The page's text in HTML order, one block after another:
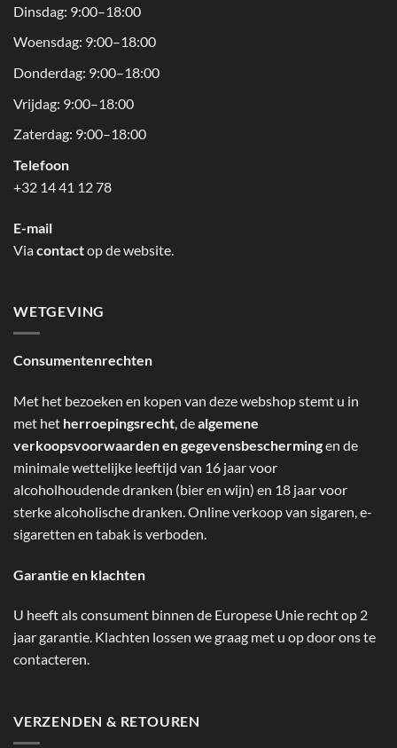
Dinsdag: 9:00–18:00
Woensdag: 9:00–18:00
Donderdag: 9:00–18:00
Vrijdag: 9:00–18:00
Zaterdag: 9:00–18:00
Telefoon
+32 14 41 12 78
E-mail
Viacontactop de website.
WETGEVING
Consumentenrechten
Met het bezoeken en kopen van deze webshop stemt u in
met het herroepingsrecht , dealgemene
verkoopsvoorwaarden en gegevensbeschermingen de
minimale wettelijke leeftijd van 16 jaar voor
alcoholhoudende dranken (bier en wijn) en 18 jaar voor
sterke alcoholische dranken. Online verkoop van sigaren, e-
sigaretten en tabak is verboden.
Garantie en klachten
U heeft als consument binnen de Europese Unie recht op 2
jaar garantie. Klachten lossen we graag met u op door ons te
contacteren.
VERZENDEN & RETOUREN